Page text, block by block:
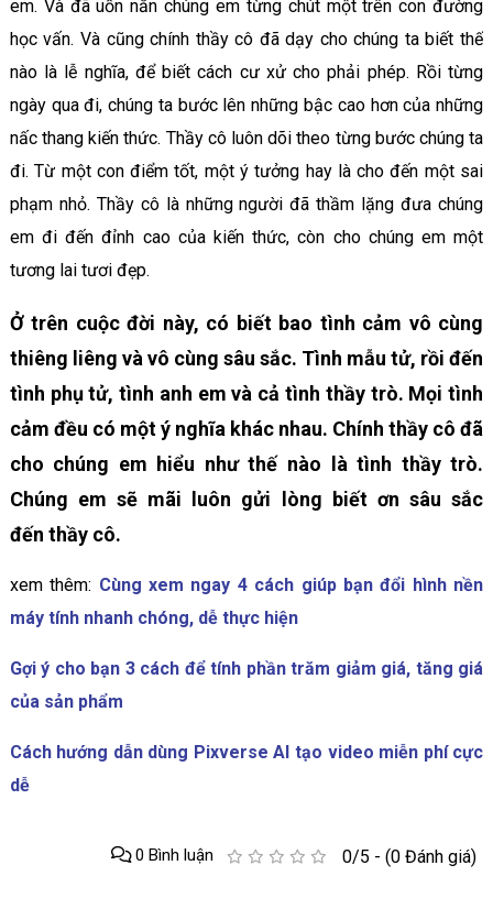
em. Và đã uốn nắn chúng em từng chút một trên con đường
học vấn. Và cũng chính thầy cô đã dạy cho chúng ta biết thế
nào là lễ nghĩa, để biết cách cư xử cho phải phép. Rồi từng
ngày qua đi, chúng ta bước lên những bậc cao hơn của những
nấc thang kiến thức. Thầy cô luôn dõi theo từng bước chúng ta
đi. Từ một con điểm tốt, một ý tưởng hay là cho đến một sai
phạm nhỏ. Thầy cô là những người đã thầm lặng đưa chúng
em đi đến đỉnh cao của kiến thức, còn cho chúng em một
tương lai tươi đẹp.
Ở trên cuộc đời này, có biết bao tình cảm vô cùng
thiêng liêng và vô cùng sâu sắc. Tình mẫu tử, rồi đến
tình phụ tử, tình anh em và cả tình thầy trò. Mọi tình
cảm đều có một ý nghĩa khác nhau. Chính thầy cô đã
cho chúng em hiểu như thế nào là tình thầy trò.
Chúng em sẽ mãi luôn gửi lòng biết ơn sâu sắc
đến thầy cô.
xem thêm: Cùng xem ngay 4 cách giúp bạn đổi hình nền
máy tính nhanh chóng, dễ thực hiện
Gợi ý cho bạn 3 cách để tính phần trăm giảm giá, tăng giá
của sản phẩm
Cách hướng dẫn dùng Pixverse AI tạo video miễn phí cực
dễ
0/5 - (0 Đánh giá)
0 Bình luận